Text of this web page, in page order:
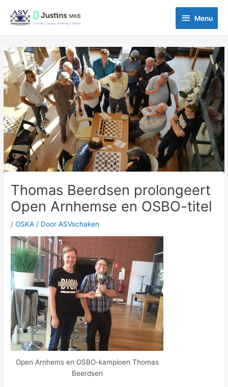
naar
inhoud
Menu
Menu
Thomas Beerdsen prolongeert
Open Arnhemse en OSBO-titel
/OSKA / DoorASVschaken
Open Arnhems en OSBO-kampioen Thomas
Beerdsen
Bericht
navigatie